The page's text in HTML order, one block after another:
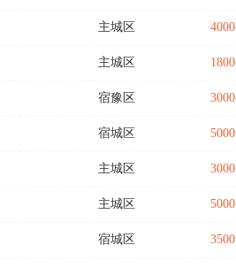
主城区
主城区
宿豫区
宿城区
主城区
主城区
宿城区